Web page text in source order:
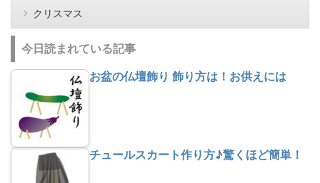
クリスマス
今日読まれている記事
お盆の仏壇飾り 飾り方は！お供えには
チュールスカート作り方♪驚くほど簡単！